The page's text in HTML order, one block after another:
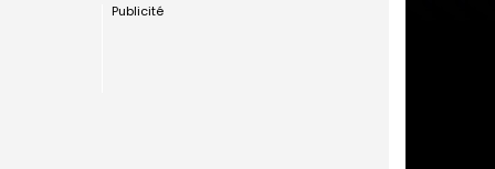
Publicité